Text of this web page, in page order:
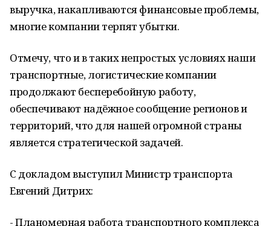
выручка, накапливаются финансовые проблемы,
многие компании терпят убытки.
Отмечу, что и в таких непростых условиях наши
транспортные, логистические компании
продолжают бесперебойную работу,
обеспечивают надёжное сообщение регионов и
территорий, что для нашей огромной страны
является стратегической задачей.
С докладом выступил Министр транспорта
Евгений Дитрих:
- Планомерная работа транспортного комплекса